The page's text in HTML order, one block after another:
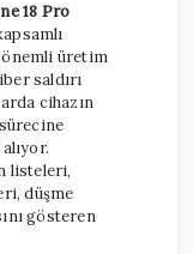
18
Pro’nun
tüm
sırları
ortaya
çıktı
18 Pro
önemli üretim
saldırı
cihazın
listeleri,
düşme
gösteren